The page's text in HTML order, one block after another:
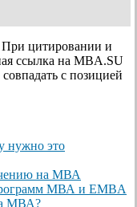
цитировании и
ссылка на MBA.SU
с позицией
нужно это
на МВА
МВА и EMBA
МВА?